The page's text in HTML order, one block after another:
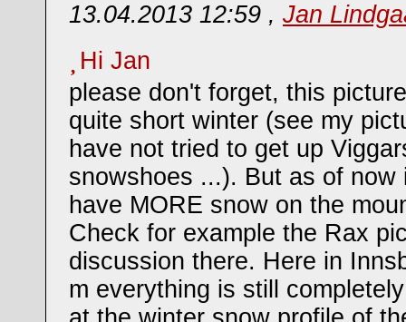
13.04.2013 12:59 , Jan
Hi Jan
please don't forget, this
quite short winter (see my
have not tried to get up
snowshoes ...). But as of now
have MORE snow on the
Check for example the Rax
discussion there. Here in
m everything is still